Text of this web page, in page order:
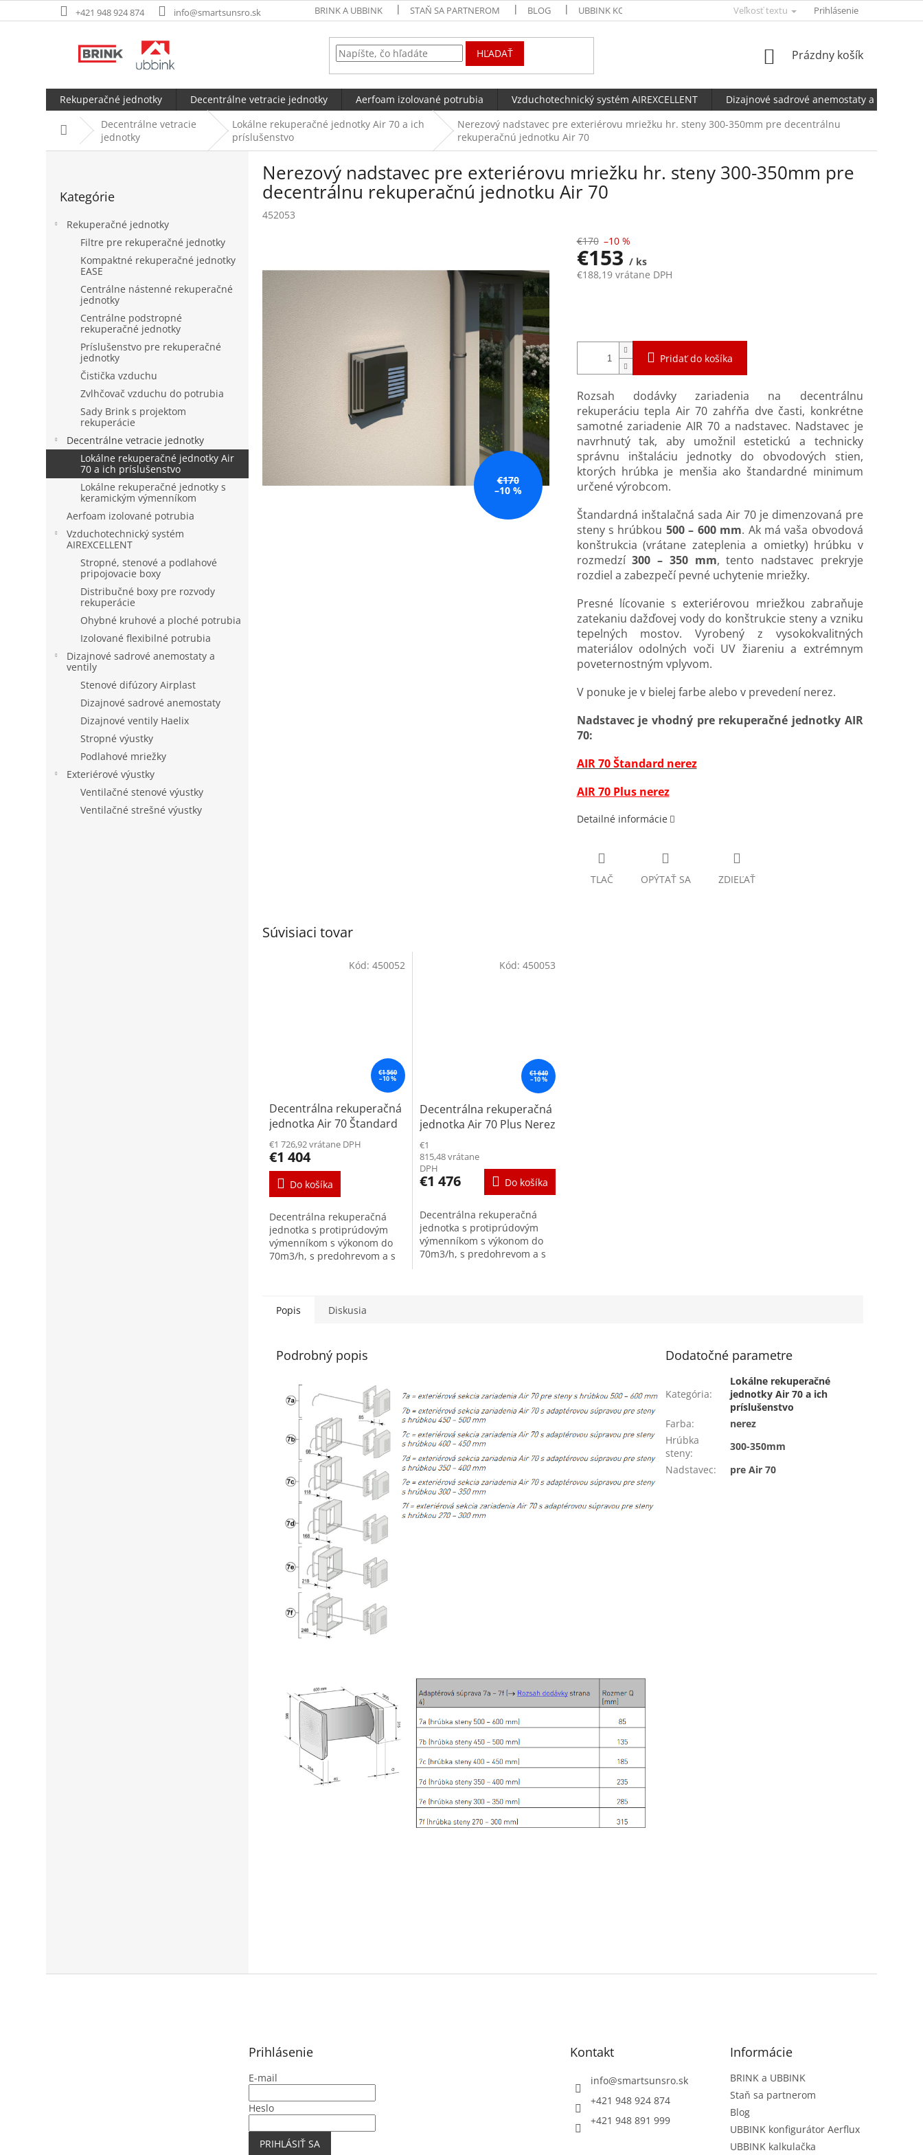
na
+421 948 924 874 info@smartsunsro.sk BRINK A UBBINK STAŇ SA PARTNEROM BLOG UBBINK KONFIGURÁTOR AERFLUX UBBINK KALKULAČKA NETESNOSTI
Veľkosť textu Prihlásenie
HĽADAŤ
NÁKUPNÝ
Prázdny košík
Rekuperačné jednotky Decentrálne vetracie jednotky Aerfoam izolované potrubia Vzduchotechnický systém AIREXCELLENT Dizajnové sadrové anemostaty a ventily
DomovDecentrálne vetracie
jednotky
Lokálne rekuperačné jednotky Air 70 a ich
príslušenstvo
Nerezový nadstavec pre exteriérovu mriežku hr. steny 300-350mm pre decentrálnu
rekuperačnú jednotku Air 70
kategórie
Kategórie
Rekuperačné jednotky
Filtre pre rekuperačné jednotky
Kompaktné rekuperačné jednotky
EASE
Centrálne nástenné rekuperačné
jednotky
Centrálne podstropné
rekuperačné jednotky
Príslušenstvo pre rekuperačné
jednotky
Čistička vzduchu
Zvlhčovač vzduchu do potrubia
Sady Brink s projektom
rekuperácie
Decentrálne vetracie jednotky
Lokálne rekuperačné jednotky Air
70 a ich príslušenstvo
Lokálne rekuperačné jednotky s
keramickým výmenníkom
Aerfoam izolované potrubia
Vzduchotechnický systém
AIREXCELLENT
Stropné, stenové a podlahové
pripojovacie boxy
Distribučné boxy pre rozvody
rekuperácie
Ohybné kruhové a ploché potrubia
Izolované flexibilné potrubia
Dizajnové sadrové anemostaty a
ventily
Stenové difúzory Airplast
Dizajnové sadrové anemostaty
Dizajnové ventily Haelix
Stropné výustky
Podlahové mriežky
Exteriérové výustky
Ventilačné stenové výustky
Ventilačné strešné výustky
Nerezový nadstavec pre exteriérovu mriežku hr. steny 300-350mm pre
decentrálnu rekuperačnú jednotku Air 70
452053
€170
–10 %
€170 –10 %
€153 / ks
€188,19 vrátane DPH
Pridať do košíka
Rozsah dodávky zariadenia na decentrálnu
rekuperáciu tepla Air 70 zahŕňa dve časti, konkrétne
samotné zariadenie AIR 70 a nadstavec. Nadstavec je
navrhnutý tak, aby umožnil estetickú a technicky
správnu inštaláciu jednotky do obvodových stien,
ktorých hrúbka je menšia ako štandardné minimum
určené výrobcom.
Štandardná inštalačná sada Air 70 je dimenzovaná pre
steny s hrúbkou 500 – 600 mm. Ak má vaša obvodová
konštrukcia (vrátane zateplenia a omietky) hrúbku v
rozmedzí300 – 350 mm, tento nadstavec prekryje
rozdiel a zabezpečí pevné uchytenie mriežky.
Presné lícovanie s exteriérovou mriežkou zabraňuje
zatekaniu dažďovej vody do konštrukcie steny a vzniku
tepelných mostov. Vyrobený z vysokokvalitných
materiálov odolných voči UV žiareniu a extrémnym
poveternostným vplyvom.
V ponuke je v bielej farbe alebo v prevedení nerez.
Nadstavec je vhodný pre rekuperačné jednotky AIR
70:
AIR 70 Štandard nerez
AIR 70 Plus nerez
Detailné informácie
TLAČ OPÝTAŤ SA ZDIEĽAŤ
Súvisiaci tovar
€1 560
–10 %
Decentrálna rekuperačná
jednotka Air 70 Štandard
Nerez
€1 726,92 vrátane DPH
€1 404
Do košíka
Decentrálna rekuperačná
jednotka s protiprúdovým
výmenníkom s výkonom do
70m3/h, s predohrevom a s
pri...
Kód: 450052
€1 640
–10 %
Decentrálna rekuperačná
jednotka Air 70 Plus Nerez
€1
815,48 vrátane
DPH
€1 476 Do košíka
Decentrálna rekuperačná
jednotka s protiprúdovým
výmenníkom s výkonom do
70m3/h, s predohrevom a s
Kód:450053
Popis Diskusia
Podrobný popis Dodatočné parametre
Kategória:
Lokálne rekuperačné
jednotky Air 70 a ich
príslušenstvo
Farba:
nerez
Hrúbka
steny:
300-350mm
Nadstavec: pre Air 70
Prihlásenie
E-mail
Heslo
PRIHLÁSIŤ SA
Kontakt
info@smartsunsro.sk
+421 948 924 874
+421 948 891 999
Informácie
BRINK a UBBINK
Staň sa partnerom
Blog
UBBINK konfigurátor Aerflux
UBBINK kalkulačka